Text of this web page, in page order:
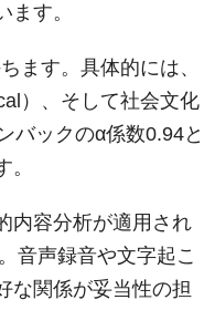
す。
ます。具体的には、
）、そして社会文化
バックのα係数0.94と
内容分析が適用され
音声録音や文字起こ
な関係が妥当性の担